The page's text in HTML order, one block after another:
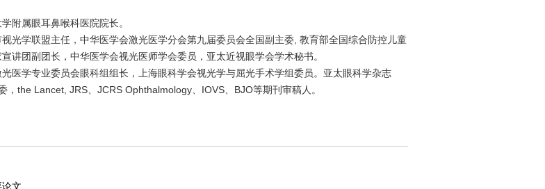
附属眼耳鼻喉科医院院长。
光学联盟主任，中华医学会激光医学分会第九届委员会全国副主委, 教育部全国综合防控儿童
讲团副团长，中华医学会视光医师学会委员，亚太近视眼学会学术秘书。
医学专业委员会眼科组组长，上海眼科学会视光学与屈光手术学组委员。亚太眼科学杂志
，the Lancet, JRS、JCRS Ophthalmology、IOVS、BJO等期刊审稿人。
文